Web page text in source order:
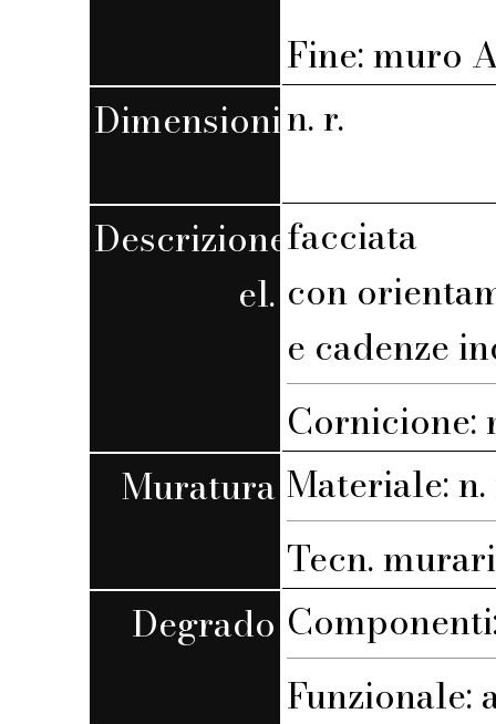
Fine: muro
Dimensionin. r.
Descrizione
el.
facciata
con
e cadenze
Cornicione:
Muratura Materiale: n.
Tecn.
Degrado
Funzionale: